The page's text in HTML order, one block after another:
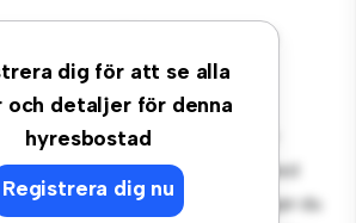
dig för att se alla
och detaljer för denna
hyresbostad
Registrera dig nu
urbana tillflyktsort på Södra
Denna moderna 4-
ett elegant och mysigt
planlösningen är perfekt för
det eleganta köket är utrustat med
Med sitt utmärkta läge ligger du